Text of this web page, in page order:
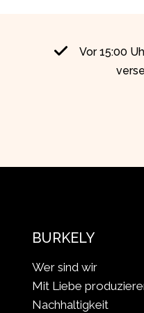
Vor 15:00
BURKELY
Wer sind wir
Mit Liebe
Nachhaltigkeit